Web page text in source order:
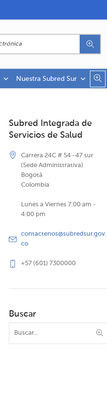
Nuestra Subred Sur
Subred Integrada de
Servicios de Salud
Carrera 24C # 54 -47 sur
(Sede Administrativa)
Bogotá
Colombia
Lunes a Viernes 7:00 am -
4:00 pm
contactenos@subredsur.gov.
co
+57 (601) 7300000
Buscar